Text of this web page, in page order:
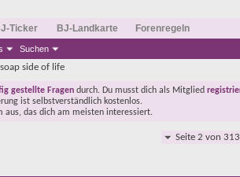
Suchen
Ticker BJ-Landkarte Forenregeln
side of life
gestellte Fragen durch. Du musst dich als Mitglied
ist selbstverständlich kostenlos.
aus, das dich am meisten interessiert.
Seite 2 von 313